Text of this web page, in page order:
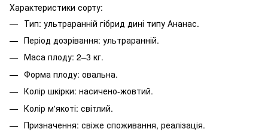
Характеристики сорту:
Тип: ультраранній гібрид дині типу Ананас.
Період дозрівання: ультраранній.
Маса плоду: 2–3 кг.
Форма плоду: овальна.
Колір шкірки: насичено-жовтий.
Колір м'якоті: світлий.
Призначення: свіже споживання, реалізація.